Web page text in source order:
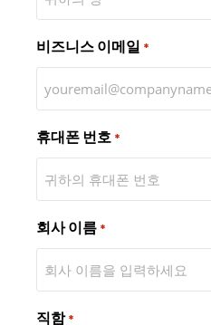
비즈니스 이메일 *
휴대폰 번호 *
회사 이름 *
직함 *